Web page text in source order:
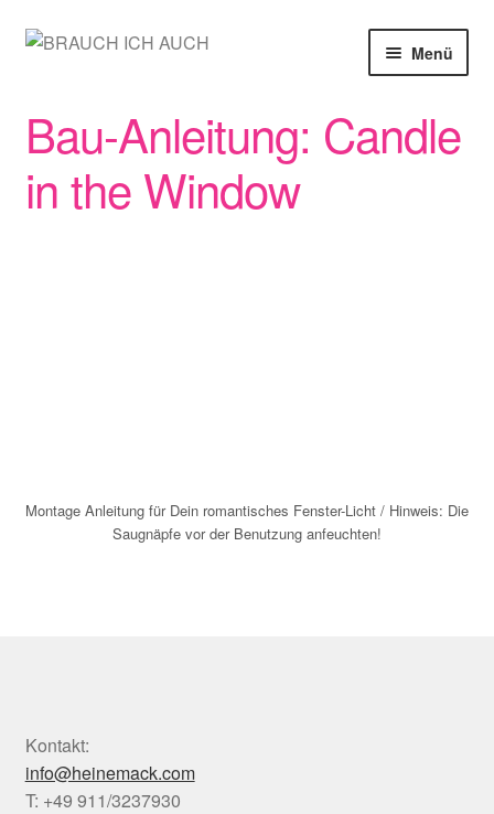
Zur
Zum
Menü
Bau-Anleitung: Candle
in the Window
Montage Anleitung für Dein romantisches Fenster-Licht / Hinweis: Die
Saugnäpfe vor der Benutzung anfeuchten!
Kontakt:
info@heinemack.com
T: +49 911/3237930